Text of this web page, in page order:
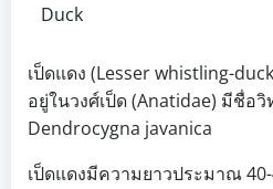
Duck
เป็ดแดง (Lesser whistling-
อยู่ในวงศ์เป็ด (Anatidae) มีชื่อ
Dendrocygna javanica
เป็ดแดงมีความยาวประมาณ